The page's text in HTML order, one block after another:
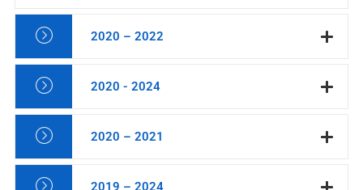
2020 – 2022
2020 - 2024
2020 – 2021
2019 – 2024